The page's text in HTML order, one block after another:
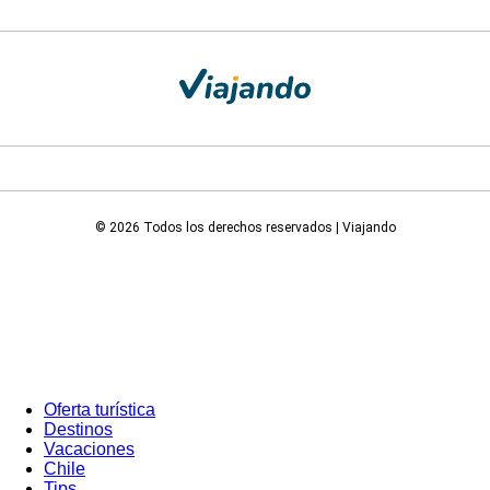
© 2026 Todos los derechos reservados | Viajando
Oferta turística
Destinos
Vacaciones
Chile